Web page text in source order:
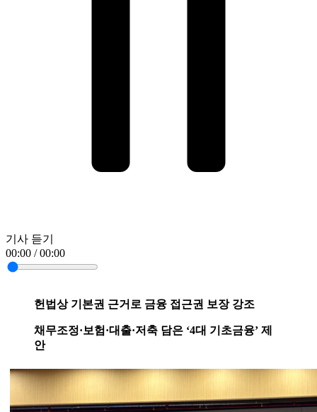
기사 듣기
00:00 / 00:00
헌법상 기본권 근거로 금융 접근권 보장 강조
채무조정·보험·대출·저축 담은 ‘4대 기초금융’ 제
안